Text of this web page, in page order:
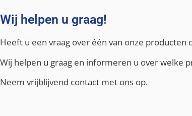
Wij helpen u graag!
Heeft u een vraag over één van onze producten
Wij helpen u graag en informeren u over welke
Neem vrijblijvend contact met ons op.